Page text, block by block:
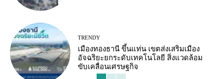
TRENDY
เมืองทองธานี ขึ้นแท่น เขตส่งเสริมเมือง
อัจฉริยะยกระดับเทคโนโลยี สิ่งแวดล้อม
ขับเคลื่อนเศรษฐกิจ